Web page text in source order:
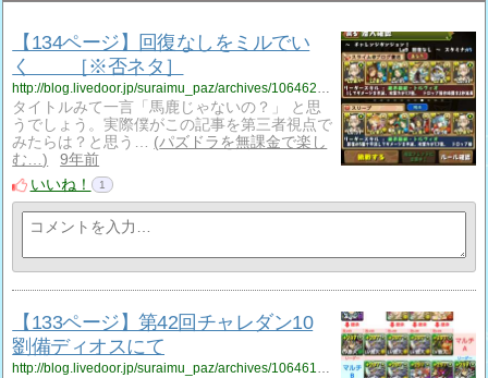
【134ページ】回復なしをミルでい
く ［※否ネタ］
タイトルみて一言「馬鹿じゃないの？」 と思
うでしょう。実際僕がこの記事を第三者視点で
みたらは？と思う…
パズドラを無課金で楽し
む…
9年前
いいね！
1
【133ページ】第42回チャレダン10
劉備ディオスにて